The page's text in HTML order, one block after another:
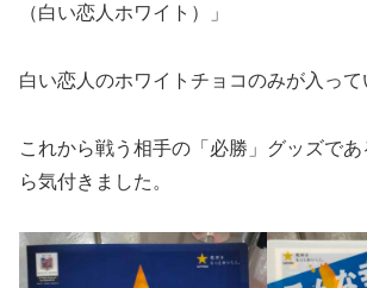
（白い恋人ホワイト）」
白い恋人のホワイトチョコのみが入って
これから戦う相手の「必勝」グッズで
ら気付きました。